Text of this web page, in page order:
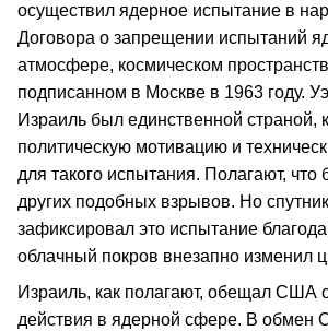
осуществил ядерное испытание в
Договора о запрещении испытаний
атмосфере, космическом
подписанном в Москве в 1963 году.
Израиль был единственной страной,
политическую мотивацию и
для такого испытания. Полагают, что
других подобных взрывов. Но
зафиксировал это испытание
облачный покров внезапно изменил
Израиль, как полагают, обещал США
действия в ядерной сфере. В